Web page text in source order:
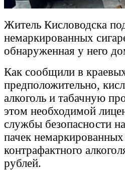
Житель Кисловодска
немаркированных
обнаруженная у него
Как сообщили в
предположительно,
алкоголь и табачную
этом необходимой
службы безопасности
пачек
контрафактного
рублей.